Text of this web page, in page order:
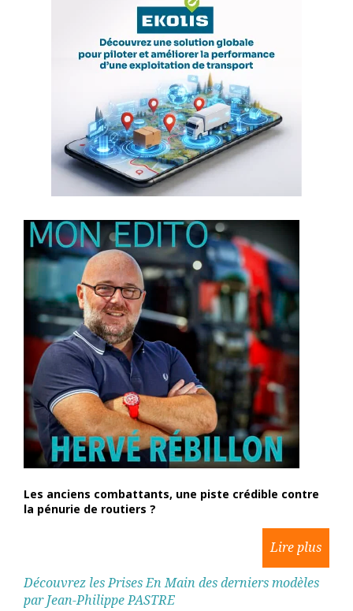
Les anciens combattants, une piste crédible contre
la pénurie de routiers ?
Découvrez les Prises En Main des derniers modèles
par Jean-Philippe PASTRE